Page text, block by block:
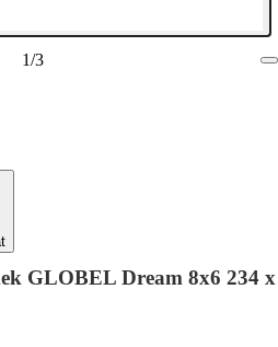
1/3
GLOBEL Dream 8x6 234 x